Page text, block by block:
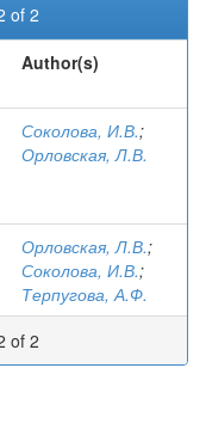
of 2
Author(s)
Соколова, И.В.;
Орловская, Л.В.
Орловская, Л.В.;
Соколова, И.В.;
Терпугова, А.Ф.
of 2